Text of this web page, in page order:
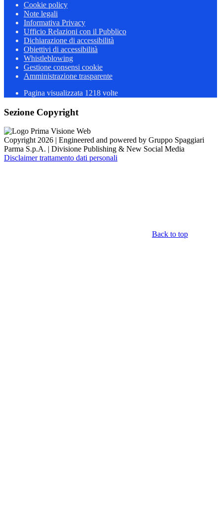
Cookie policy
Note legali
Informativa Privacy
Ufficio Relazioni con il Pubblico
Dichiarazione di accessibilità
Obiettivi di accessibilità
Whistleblowing
Gestione consensi cookie
Amministrazione trasparente
Pagina visualizzata 1218 volte
Sezione Copyright
Copyright 2026 | Engineered and powered by Gruppo Spaggiari
Parma S.p.A. | Divisione Publishing & New Social Media
Disclaimer trattamento dati personali
Back to top